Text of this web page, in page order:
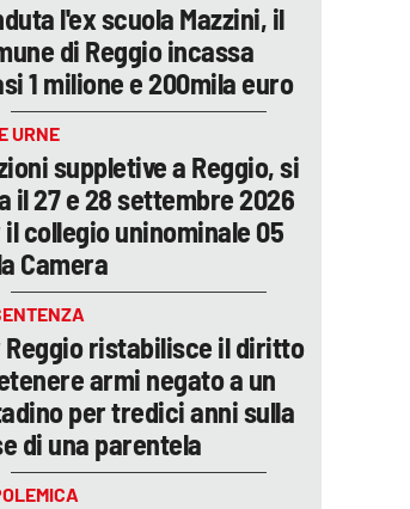
l'ex scuola Mazzini, il
di Reggio incassa
1 milione e 200mila euro
URNE
suppletive a Reggio, si
il 27 e 28 settembre 2026
collegio uninominale 05
Camera
Reggio ristabilisce il diritto
armi negato a un
per tredici anni sulla
di una parentela